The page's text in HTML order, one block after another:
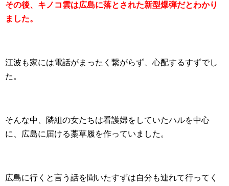
その後、キノコ雲は広島に落とされた新型爆弾だとわかり
ました。
江波も家には電話がまったく繋がらず、心配するすずでし
た。
そんな中、隣組の女たちは看護婦をしていたハルを中心
に、広島に届ける藁草履を作っていました。
広島に行くと言う話を聞いたすずは自分も連れて行ってく